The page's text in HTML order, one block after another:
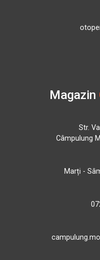
Magazin
Str.
Câmpulung
Marți -